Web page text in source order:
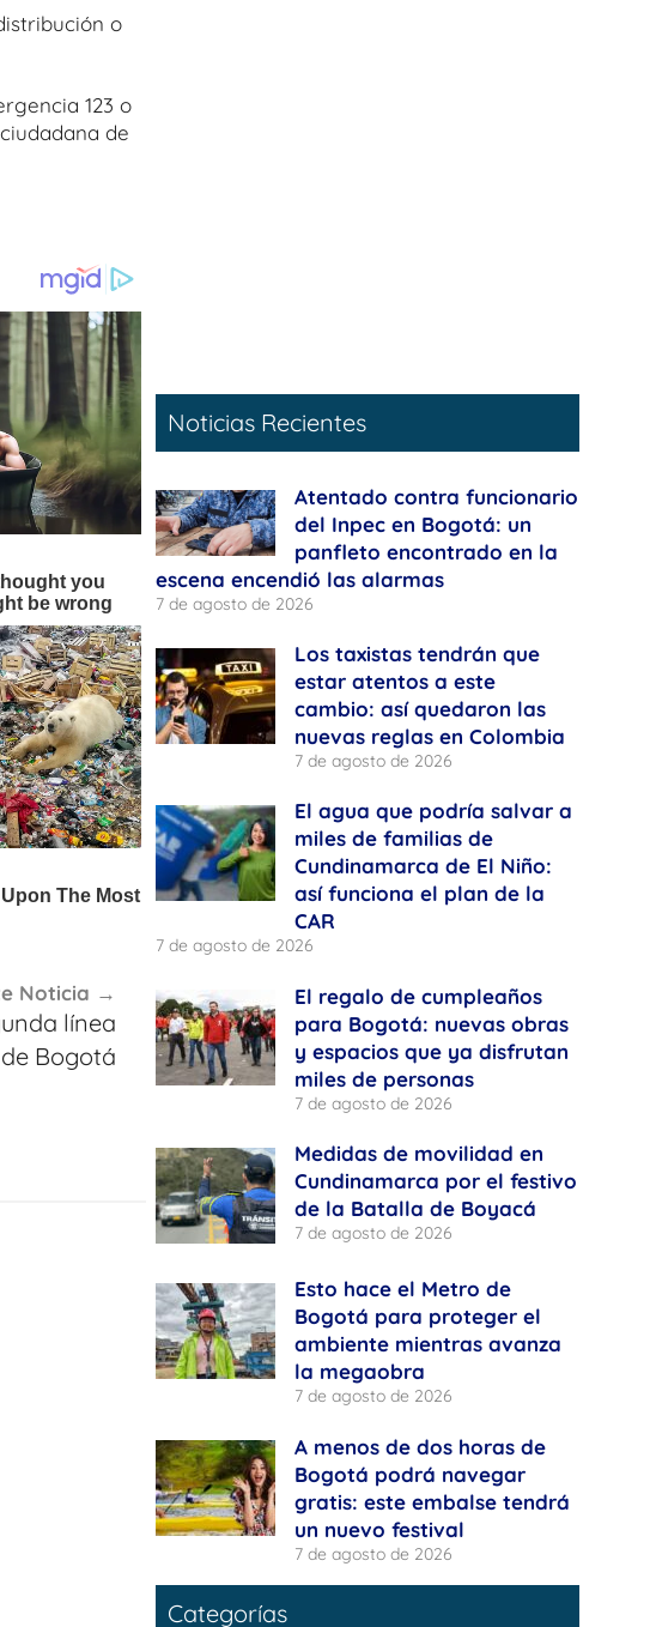
o
123 o
de
Noticia
línea
Bogotá
Noticias Recientes
Atentado contra funcionario
del Inpec en Bogotá: un
panfleto encontrado en la
escena encendió las alarmas
7 de agosto de 2026
Los taxistas tendrán que
estar atentos a este
cambio: así quedaron las
nuevas reglas en Colombia
7 de agosto de 2026
El agua que podría salvar a
miles de familias de
Cundinamarca de El Niño:
así funciona el plan de la
CAR
7 de agosto de 2026
El regalo de cumpleaños
para Bogotá: nuevas obras
y espacios que ya disfrutan
miles de personas
7 de agosto de 2026
Medidas de movilidad en
Cundinamarca por el festivo
de la Batalla de Boyacá
7 de agosto de 2026
Esto hace el Metro de
Bogotá para proteger el
ambiente mientras avanza
la megaobra
7 de agosto de 2026
A menos de dos horas de
Bogotá podrá navegar
gratis: este embalse tendrá
un nuevo festival
7 de agosto de 2026
Categorías